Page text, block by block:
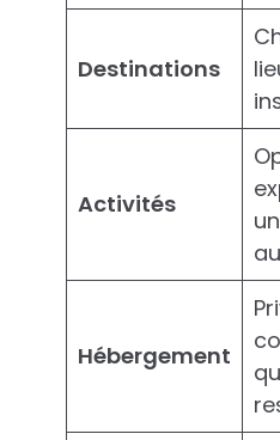
Destinations
Activités
Hébergement